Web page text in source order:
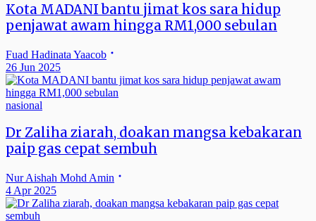
Kota MADANI bantu jimat kos sara hidup
penjawat awam hingga RM1,000 sebulan
Fuad Hadinata Yaacob
26 Jun 2025
nasional
Dr Zaliha ziarah, doakan mangsa kebakaran
paip gas cepat sembuh
Nur Aishah Mohd Amin
4 Apr 2025